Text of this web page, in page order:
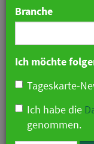
Branche
Ich möchte
Tageskarte-
Ich habe die
genommen.